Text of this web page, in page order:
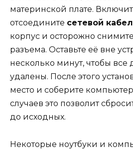
материнской плате.
отсоедините сетевой
корпус и осторожно снимите
разъема. Оставьте её вне
несколько минут, чтобы
удалены. После этого
место и соберите
случаев это позволит
до исходных.
Некоторые ноутбуки и